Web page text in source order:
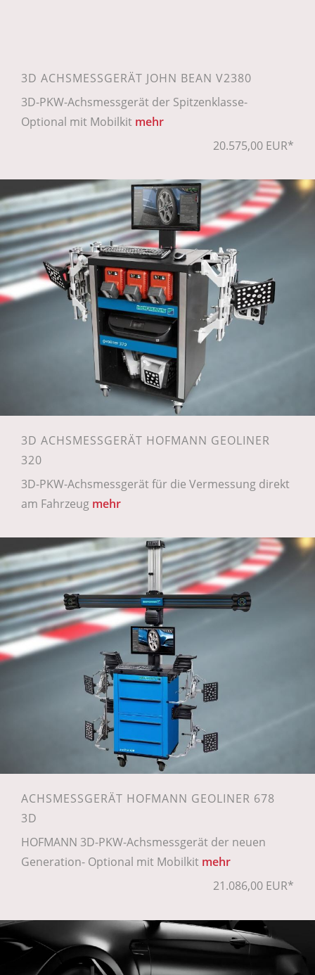
3D ACHSMESSGERÄT JOHN BEAN V2380
3D-PKW-Achsmessgerät der Spitzenklasse-
Optional mit Mobilkit mehr
20.575,00 EUR*
3D ACHSMESSGERÄT HOFMANN GEOLINER
320
3D-PKW-Achsmessgerät für die Vermessung direkt
am Fahrzeug mehr
ACHSMESSGERÄT HOFMANN GEOLINER 678
3D
HOFMANN 3D-PKW-Achsmessgerät der neuen
Generation- Optional mit Mobilkit mehr
21.086,00 EUR*